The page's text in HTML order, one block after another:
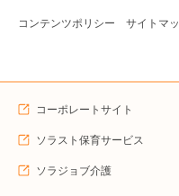
コンテンツポリシー サイトマ
コーポレートサイト
ソラスト保育サービス
ソラジョブ介護